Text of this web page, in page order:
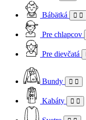
Bábätká
Pre chlapcov
Pre dievčatá
Bundy
Kabáty